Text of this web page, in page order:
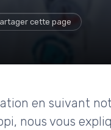
cette page
en suivant
nous vous